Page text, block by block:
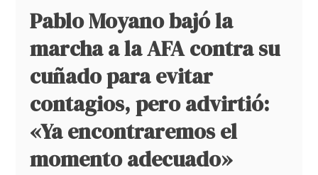
Pablo Moyano bajó la
marcha a la AFA contra su
cuñado para evitar
contagios, pero advirtió:
«Ya encontraremos el
momento adecuado»